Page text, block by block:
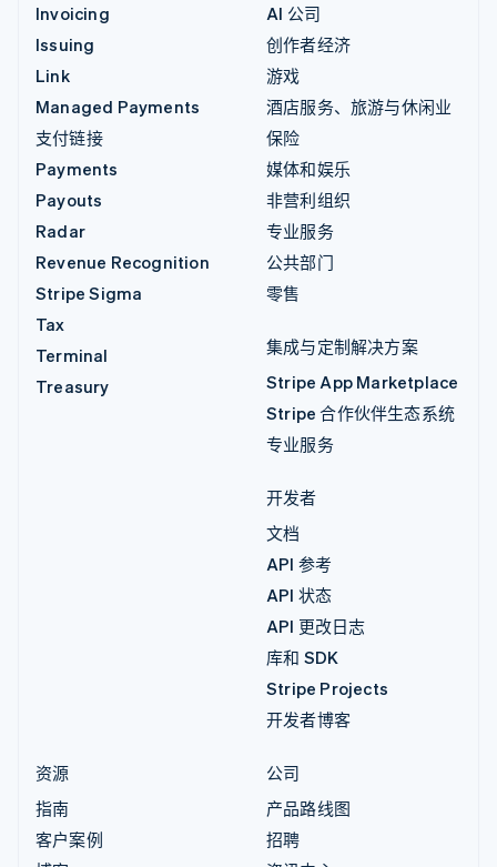
Invoicing
Issuing
Link
Managed Payments
支付链接
Payments
Payouts
Radar
Revenue Recognition
Stripe Sigma
Tax
Terminal
Treasury
AI 公司
创作者经济
游戏
酒店服务、旅游与休闲业
保险
媒体和娱乐
非营利组织
专业服务
公共部门
零售
集成与定制解决方案
Stripe App Marketplace
Stripe 合作伙伴生态系统
专业服务
开发者
文档
API 参考
API 状态
API 更改日志
库和 SDK
Stripe Projects
开发者博客
资源
指南
客户案例
公司
产品路线图
招聘